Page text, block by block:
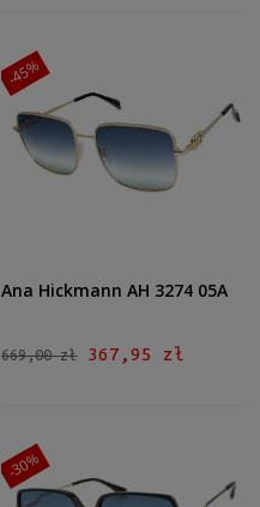
Ana Hickmann AH 3274 05A
669,00 zł 367,95 zł
-45%
-30%